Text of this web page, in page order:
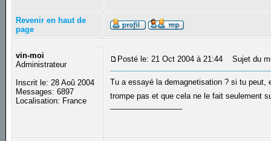
Revenir en haut de
page
vin-moi
Administrateur
Inscrit le: 28 Aoû 2004
Messages: 6897
Localisation: France
Posté le: 21 Oct 2004 à 21:44 Sujet du
Tu a essayé la demagnetisation ? si tu
trompe pas et que cela ne le fait seulement